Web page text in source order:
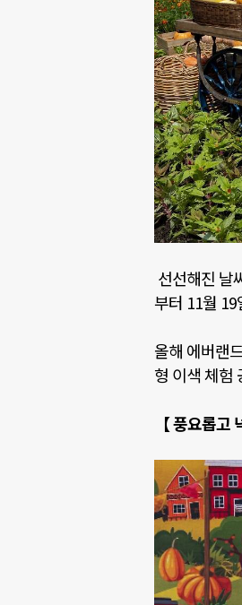
선선해진 날
부터 11월 19
올해 에버랜
형 이색 체험
【 풍요롭